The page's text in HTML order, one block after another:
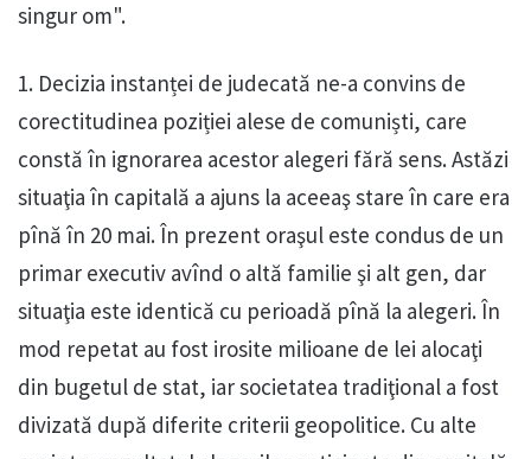
singur om".
1. Decizia instanței de judecată ne-a convins de
corectitudinea poziției alese de comuniști, care
constă în ignorarea acestor alegeri fără sens. Astăzi
situaţia în capitală a ajuns la aceeaş stare în care era
pînă în 20 mai. În prezent oraşul este condus de un
primar executiv avînd o altă familie şi alt gen, dar
situaţia este identică cu perioadă pînă la alegeri. În
mod repetat au fost irosite milioane de lei alocaţi
din bugetul de stat, iar societatea tradiţional a fost
divizată după diferite criterii geopolitice. Cu alte